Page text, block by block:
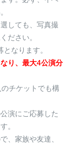
しても、写真撮
ださい。
なります。
り、最大4公演分
チケットでも構
演にご応募した
。
、家族や友達、